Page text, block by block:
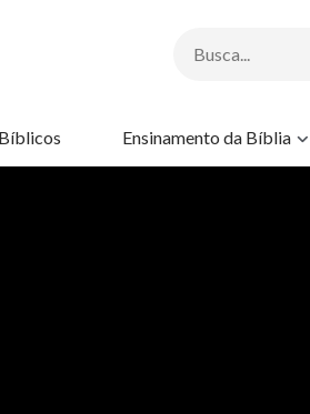
Ensinamento da Bíblia